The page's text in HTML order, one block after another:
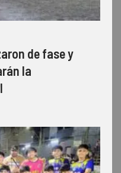
de fase y
la